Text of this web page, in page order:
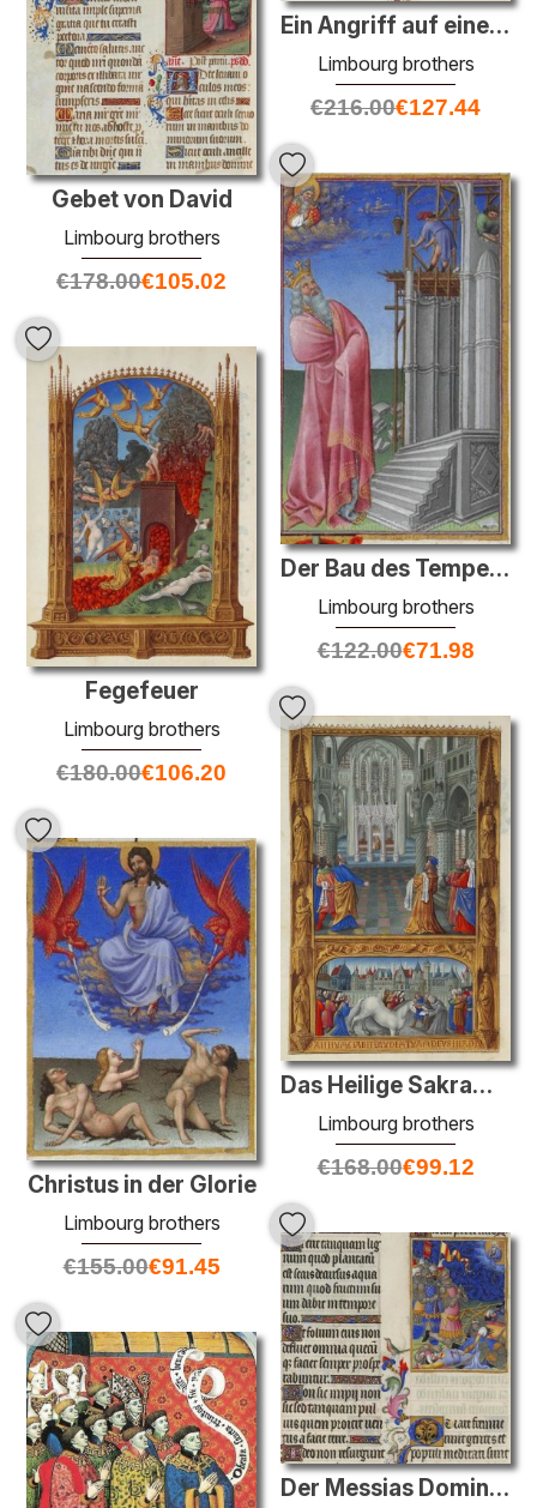
Ein Angriff auf eine Stadt
Limbourg brothers
€216.00€127.44
Gebet von David
Limbourg brothers
€178.00€105.02
Der Bau des Tempels in Jerusalem
Limbourg brothers
€122.00€71.98
Fegefeuer
Limbourg brothers
€180.00€106.20
Das Heilige Sakrament [der Eucharistie]
Limbourg brothers
€168.00€99.12
Christus in der Glorie
Limbourg brothers
€155.00€91.45
Der Messias Dominions